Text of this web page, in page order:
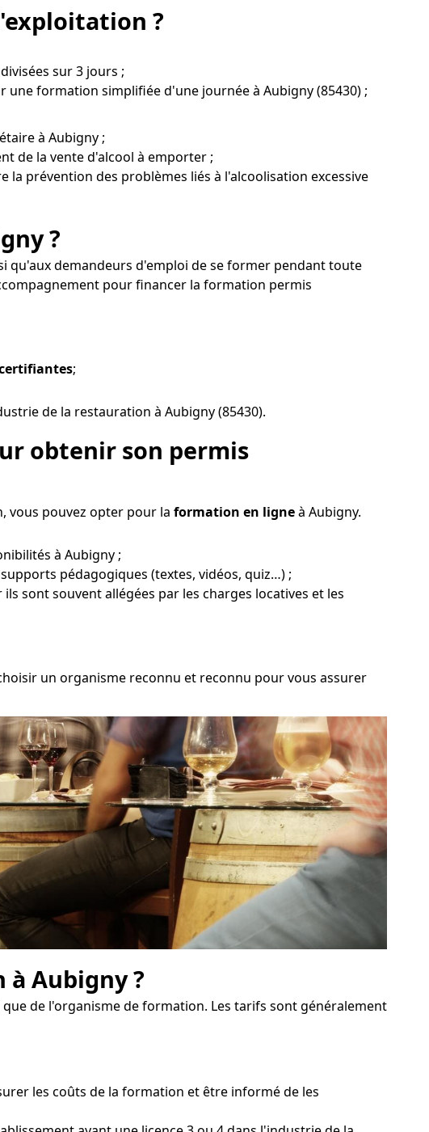
?
sur 3 jours ;
une formation simplifiée d'une journée à Aubigny (85430) ;
à Aubigny ;
de la vente d'alcool à emporter ;
la prévention des problèmes liés à l'alcoolisation excessive
?
qu'aux demandeurs d'emploi de se former pendant toute
pour financer la formation permis
;
de la restauration à Aubigny (85430).
obtenir son permis
vous pouvez opter pour la formation en ligneà Aubigny.
à Aubigny ;
pédagogiques (textes, vidéos, quiz…) ;
sont souvent allégées par les charges locatives et les
un organisme reconnu et reconnu pour vous assurer
Aubigny ?
de l'organisme de formation. Les tarifs sont généralement
les coûts de la formation et être informé de les